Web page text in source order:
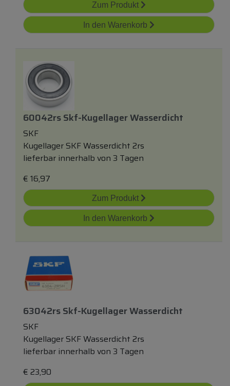
Zum Produkt
In den Warenkorb
60042rs Skf-Kugellager Wasserdicht
SKF
Kugellager SKF Wasserdicht 2rs
lieferbar innerhalb von 3 Tagen
€ 16,97
Zum Produkt
In den Warenkorb
63042rs Skf-Kugellager Wasserdicht
SKF
Kugellager SKF Wasserdicht 2rs
lieferbar innerhalb von 3 Tagen
€ 23,90